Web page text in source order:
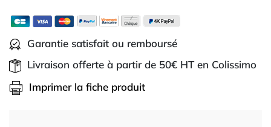
Garantie satisfait ou remboursé
Livraison offerte à partir de 50€ HT en Colissimo
Imprimer la fiche produit